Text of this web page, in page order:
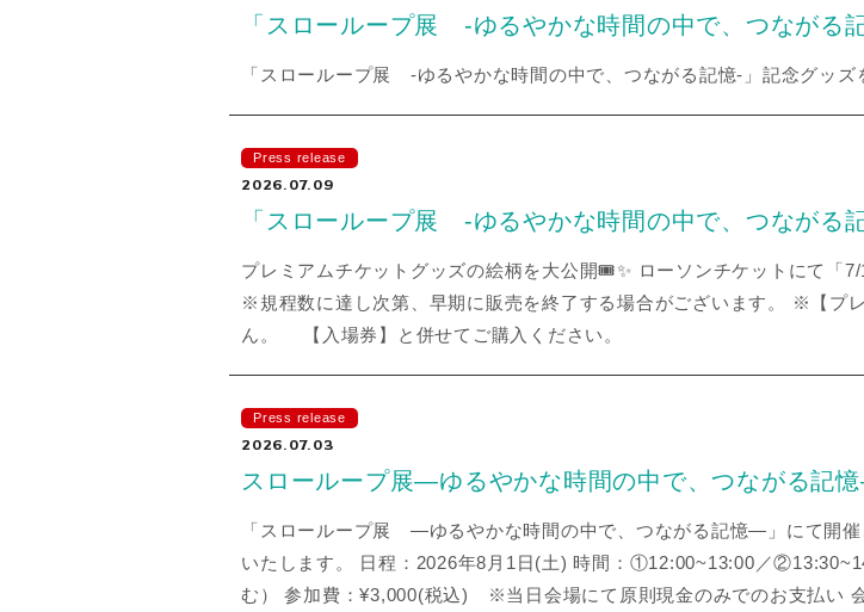
「スローループ展 ‐ゆるやかな時間の中で、つながる
「スローループ展 ‐ゆるやかな時間の中で、つながる記憶‐」記念グッズ
Press release
2026.07.09
「スローループ展 ‐ゆるやかな時間の中で、つながる
プレミアムチケットグッズの絵柄を大公開🎟✨ ローソンチケットにて「
※規程数に達し次第、早期に販売を終了する場合がございます。 ※【プ
ん。 【入場券】と併せてご購入ください。
Press release
2026.07.03
スローループ展—ゆるやかな時間の中で、つながる記
「スローループ展 —ゆるやかな時間の中で、つながる記憶—」にて開
いたします。 日程：2026年8月1日(土) 時間：①12:00~13:00／
む） 参加費：¥3,000(税込) ※当日会場にて原則現金のみでのお支払い